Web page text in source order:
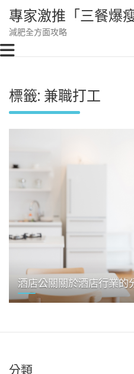
content
專家激推「三餐爆
減肥全方面攻略
標籤: 兼職打工
酒店公關關於酒店行業的
分類